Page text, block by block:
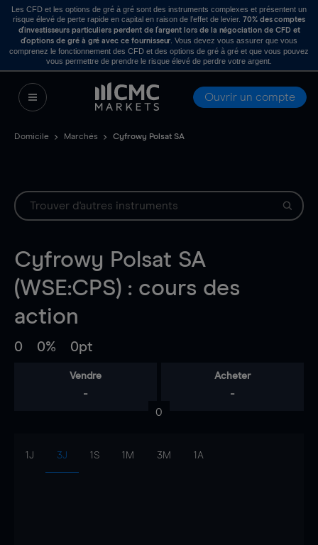
Les CFD et les options de gré à gré sont des instruments complexes et présentent un
risque élevé de perte rapide en capital en raison de l’effet de levier. 70% des comptes
d’investisseurs particuliers perdent de l’argent lors de la négociation de CFD et
d’options de gré à gré avec ce fournisseur . Vous devez vous assurer que vous
comprenez le fonctionnement des CFD et des options de gré à gré et que vous pouvez
vous permettre de prendre le risque élevé de perdre votre argent.
Ouvrir un compte
Domicile Marchés Cyfrowy Polsat SA
Cyfrowy Polsat SA
(WSE:CPS) : cours des
action
0 0% 0pt
Vendre
-
Acheter
-
0
1J 3J 1S 1M 3M 1A